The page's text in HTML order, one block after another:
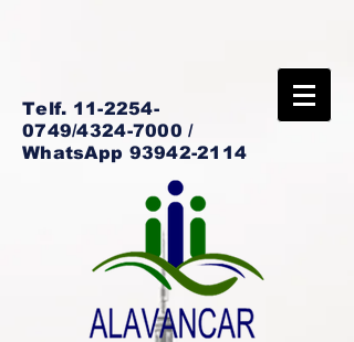
Telf. 11-2254-
0749/4324-7000 /
WhatsApp 93942-2114